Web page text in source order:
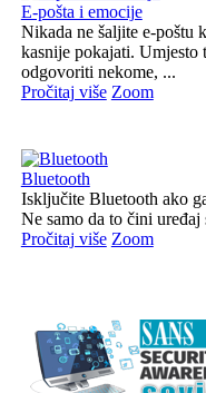
E-pošta i emocije
Nikada ne šaljite e-poštu
kasnije pokajati. Umjesto
odgovoriti nekome, ...
Pročitaj više Zoom
Bluetooth
Isključite Bluetooth ako
Ne samo da to čini
Pročitaj više Zoom